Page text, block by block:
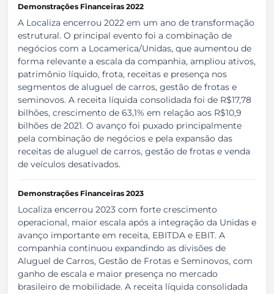
Demonstrações Financeiras 2022
A Localiza encerrou 2022 em um ano de transformação
estrutural. O principal evento foi a combinação de
negócios com a Locamerica/Unidas, que aumentou de
forma relevante a escala da companhia, ampliou ativos,
patrimônio líquido, frota, receitas e presença nos
segmentos de aluguel de carros, gestão de frotas e
seminovos. A receita líquida consolidada foi de R$17,78
bilhões, crescimento de 63,1% em relação aos R$10,9
bilhões de 2021. O avanço foi puxado principalmente
pela combinação de negócios e pela expansão das
receitas de aluguel de carros, gestão de frotas e venda
de veículos desativados.
Demonstrações Financeiras 2023
Localiza encerrou 2023 com forte crescimento
operacional, maior escala após a integração da Unidas e
avanço importante em receita, EBITDA e EBIT. A
companhia continuou expandindo as divisões de
Aluguel de Carros, Gestão de Frotas e Seminovos, com
ganho de escala e maior presença no mercado
brasileiro de mobilidade. A receita líquida consolidada